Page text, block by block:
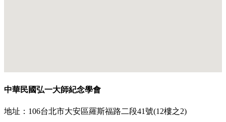
中華民國弘一大師紀念學會
地址：106台北市大安區羅斯福路二段41號(12樓之2)